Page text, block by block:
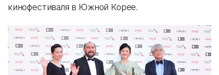
кинофестиваля в Южной Корее.